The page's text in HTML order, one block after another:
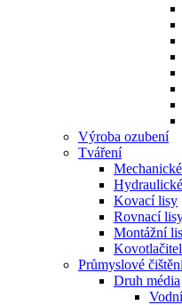
Výroba ozubení
Tváření
Kovací lisy
Rovnací
Montážní
Průmyslové
Druh média